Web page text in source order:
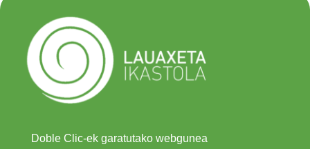
Doble Clic-ek garatutako webgunea